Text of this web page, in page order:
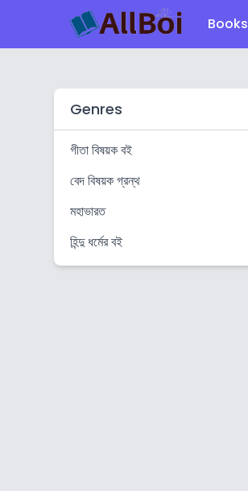
Books
Genres
গীতা বিষয়ক বই
বেদ বিষয়ক গ্রন্থ
মহাভারত
হিন্দু ধর্মের বই